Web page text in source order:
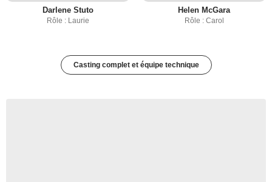
Darlene Stuto
Rôle : Laurie
Helen McGara
Rôle : Carol
Casting complet et équipe technique